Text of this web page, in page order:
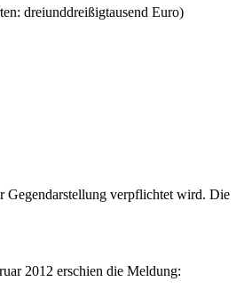
dreiunddreißigtausend Euro)
Gegendarstellung verpflichtet wird. Die
2012 erschien die Meldung: